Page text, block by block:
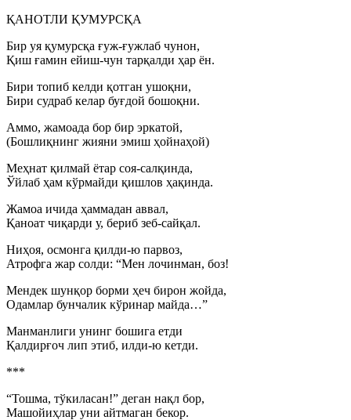
ҚАНОТЛИ ҚУМУРСҚА
Бир уя қумурсқа ғуж-ғужлаб чунон,
Қиш ғамин ейиш-чун тарқалди ҳар ён.
Бири топиб келди қотган ушоқни,
Бири судраб келар буғдой бошоқни.
Аммо, жамоада бор бир эркатой,
(Бошлиқнинг жияни эмиш ҳойнаҳой)
Меҳнат қилмай ётар соя-салқинда,
Ўйлаб ҳам кўрмайди қишлов ҳақинда.
Жамоа ичида ҳаммадан аввал,
Қаноат чиқарди у, бериб зеб-сайқал.
Ниҳоя, осмонга қилди-ю парвоз,
Атрофга жар солди: “Мен лочинман, боз!
Мендек шунқор борми ҳеч бирон жойда,
Одамлар бунчалик кўринар майда…”
Манманлиги унинг бошига етди
Қалдирғоч лип этиб, илди-ю кетди.
***
“Тошма, тўкиласан!” деган нақл бор,
Машойиҳлар уни айтмаган бекор.